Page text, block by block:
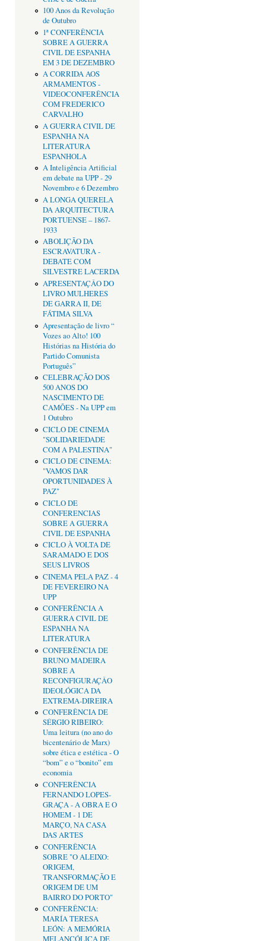
100 Anos da Revolução
de Outubro
1ª CONFERÊNCIA
SOBRE A GUERRA
CIVIL DE ESPANHA
EM 3 DE DEZEMBRO
A CORRIDA AOS
ARMAMENTOS -
VIDEOCONFERÊNCIA
COM FREDERICO
CARVALHO
A GUERRA CIVIL DE
ESPANHA NA
LITERATURA
ESPANHOLA
A Inteligência Artificial
em debate na UPP - 29
Novembro e 6 Dezembro
A LONGA QUERELA
DA ARQUITECTURA
PORTUENSE – 1867-
1933
ABOLIÇÃO DA
ESCRAVATURA -
DEBATE COM
SILVESTRE LACERDA
APRESENTAÇÂO DO
LIVRO MULHERES
DE GARRA II, DE
FÁTIMA SILVA
Apresentação de livro “
Vozes ao Alto! 100
Histórias na História do
Partido Comunista
Português”
CELEBRAÇÃO DOS
500 ANOS DO
NASCIMENTO DE
CAMÕES - Na UPP em
1 Outubro
CICLO DE CINEMA
"SOLIDARIEDADE
COM A PALESTINA"
CICLO DE CINEMA:
"VAMOS DAR
OPORTUNIDADES À
PAZ"
CICLO DE
CONFERENCIAS
SOBRE A GUERRA
CIVIL DE ESPANHA
CICLO À VOLTA DE
SARAMADO E DOS
SEUS LIVROS
CINEMA PELA PAZ - 4
DE FEVEREIRO NA
UPP
CONFERÊNCIA A
GUERRA CIVIL DE
ESPANHA NA
LITERATURA
CONFERÊNCIA DE
BRUNO MADEIRA
SOBRE A
RECONFIGURAÇÂO
IDEOLÓGICA DA
EXTREMA-DIREIRA
CONFERÊNCIA DE
SÉRGIO RIBEIRO:
Uma leitura (no ano do
bicentenário de Marx)
sobre ética e estética - O
“bom” e o “bonito” em
economia
CONFERÊNCIA
FERNANDO LOPES-
GRAÇA - A OBRA E O
HOMEM - 1 DE
MARÇO, NA CASA
DAS ARTES
CONFERÊNCIA
SOBRE "O ALEIXO:
ORIGEM,
TRANSFORMAÇÃO E
ORIGEM DE UM
BAIRRO DO PORTO"
CONFERÊNCIA:
MARÍA TERESA
LEÓN: A MEMÓRIA
MELANCÓLICA DE